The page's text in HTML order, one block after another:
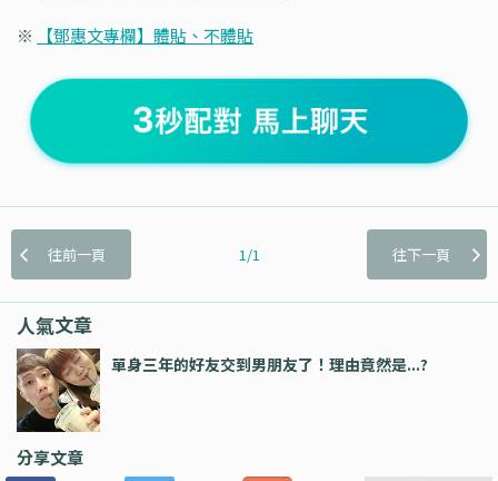
※ 【鄧惠文專欄】體貼、不體貼
往前一頁 1/1 往下一頁
人氣文章
單身三年的好友交到男朋友了！理由竟然是...?
分享文章